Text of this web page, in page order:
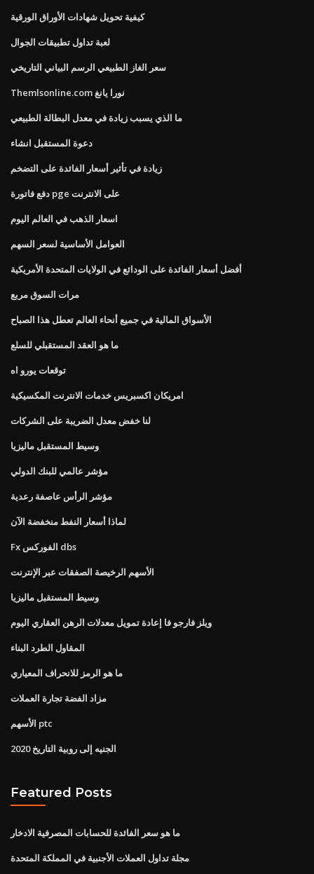
كيفية تحويل شهادات الأوراق الورقية
لعبة تداول تطبيقات الجوال
سعر الغاز الطبيعي الرسم البياني التاريخي
Themlsonline.com نورا يانغ
ما الذي يسبب زيادة في معدل البطالة الطبيعي
دعوة المستقبل انشاء
زيادة في تأثير أسعار الفائدة على التضخم
دفع فاتورة pge على الانترنت
اسعار الذهب في العالم اليوم
العوامل الأساسية لسعر السهم
أفضل أسعار الفائدة على الودائع في الولايات المتحدة الأمريكية
مرات السوق مربع
الأسواق المالية في جميع أنحاء العالم تعطل هذا الصباح
ما هو العقد المستقبلي للسلع
توقعات يورو اه
امريكان اكسبريس خدمات الانترنت المكسيكية
لنا خفض معدل الضريبة على الشركات
وسيط المستقبل ماليزيا
مؤشر عالمي للبنك الدولي
مؤشر الرأس عاصفة رعدية
لماذا أسعار النفط منخفضة الآن
Fx الفوركس dbs
الأسهم الرخيصة الصفقات عبر الإنترنت
وسيط المستقبل ماليزيا
ويلز فارجو فا إعادة تمويل معدلات الرهن العقاري اليوم
المقاول الطرد البناء
ما هو الرمز للانحراف المعياري
مزاد الفضة تجارة العملات
الأسهم ptc
الجنيه إلى روبية التاريخ 2020
Featured Posts
ما هو سعر الفائدة للحسابات المصرفية الادخار
مجلة تداول العملات الأجنبية في المملكة المتحدة